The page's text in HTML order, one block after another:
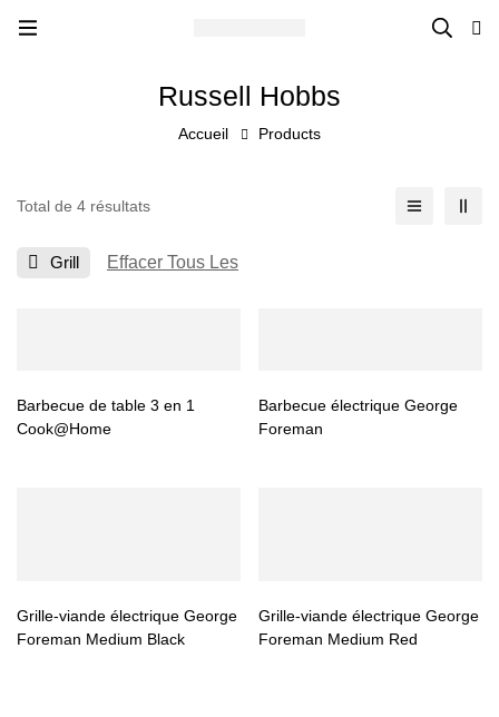
Russell Hobbs
Accueil Products
Total de 4 résultats
Grill Effacer Tous Les
Barbecue de table 3 en 1
Cook@Home
Barbecue électrique George
Foreman
Grille-viande électrique George
Foreman Medium Black
Grille-viande électrique George
Foreman Medium Red